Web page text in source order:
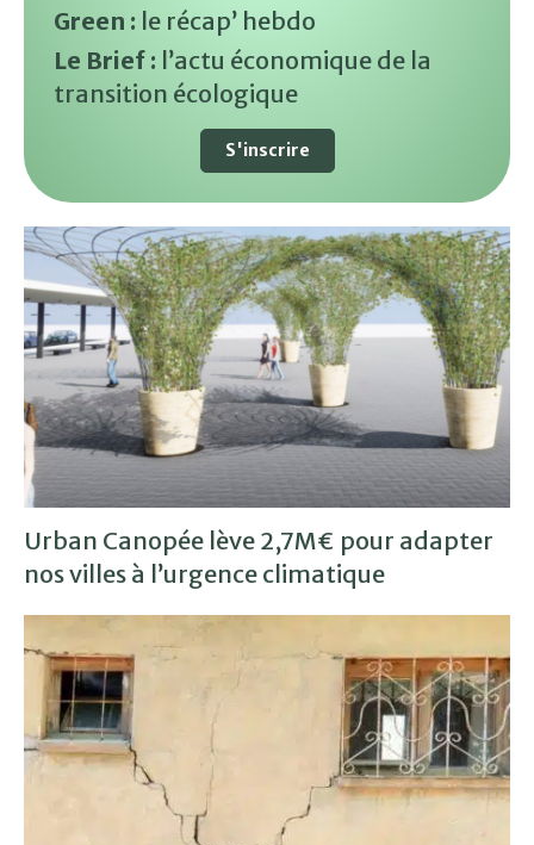
Green : le récap’ hebdo
Le Brief : l’actu économique de la
transition écologique
S'inscrire
Urban Canopée lève 2,7M€ pour adapter
nos villes à l’urgence climatique